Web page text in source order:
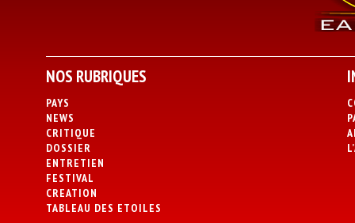
NOS RUBRIQUES
PAYS
NEWS
CRITIQUE
DOSSIER
ENTRETIEN
FESTIVAL
CREATION
TABLEAU DES ETOILES